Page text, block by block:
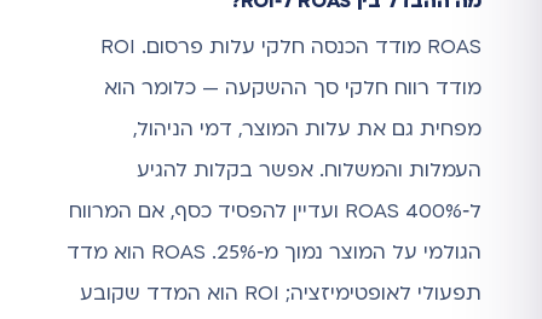
ROAS מודד הכנסה חלקי עלות פרסום. ROI
מודד רווח חלקי סך ההשקעה — כלומר הוא
מפחית גם את עלות המוצר, דמי הניהול,
העמלות והמשלוח. אפשר בקלות להגיע
ל‑ROAS 400% ועדיין להפסיד כסף, אם המרווח
הגולמי על המוצר נמוך מ‑25%. ROAS הוא מדד
תפעולי לאופטימיזציה; ROI הוא המדד שקובע